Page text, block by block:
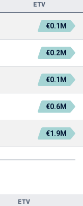
ETV
€0.1M
€0.2M
€0.1M
€0.6M
€1.9M
ETV